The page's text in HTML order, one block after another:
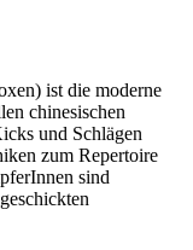
ist die moderne
chinesischen
und Schlägen
zum Repertoire
sind